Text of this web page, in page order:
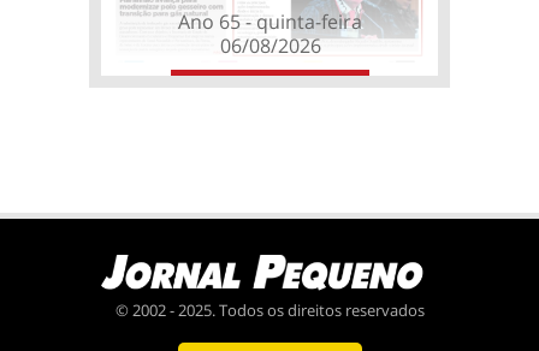
Ano 65 - quinta-feira
06/08/2026
© 2002 - 2025. Todos os direitos reservados